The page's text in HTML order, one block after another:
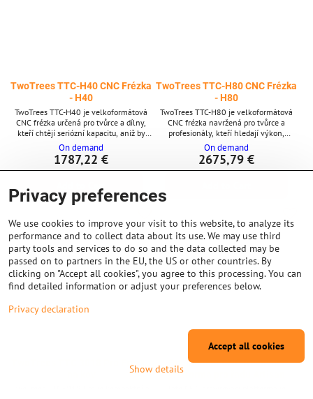
TwoTrees TTC-H40 CNC Frézka
- H40
TwoTrees TTC-H40 je velkoformátová
CNC frézka určená pro tvůrce a dílny,
kteří chtějí seriózní kapacitu, aniž by
museli přecházet na průmyslový stroj.
Díky pracovní ploše 1000 × 1000 × 100
mm, stabilní hliníkové konstrukci a
dřevoobráběcí a prototypové práce.
Přiložené vřeteno s výkonem 500 W
On demand
1787,22 €
Add to Cart
TwoTrees TTC-H80 CNC Frézka
- H80
TwoTrees TTC-H80 je velkoformátová
CNC frézka navržená pro tvůrce a
profesionály, kteří hledají výkon,
přesnost a velkorysou pracovní plochu
1000 × 2000 × 100 mm. Se spolehlivým
500W vřetenem, rozšiřitelnými
připravena na ambiciózní projekty v
Velká...
On demand
2675,79 €
Snapmaker CNC frézovací
platforma pro řadu Artisan
Privacy preferences
We use cookies to improve your visit to this website, to analyze its
performance and to collect data about its use. We may use third
party tools and services to do so and the data collected may be
passed on to partners in the EU, the US or other countries. By
clicking on "Accept all cookies", you agree to this processing. You can
find detailed information or adjust your preferences below.
Privacy declaration
Show details
Accept all cookies